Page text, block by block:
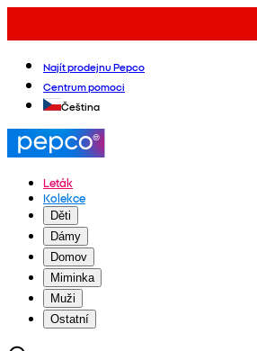
Najít prodejnu Pepco
Centrum pomoci
Čeština
Leták
Kolekce
Děti
Dámy
Domov
Miminka
Muži
Ostatní